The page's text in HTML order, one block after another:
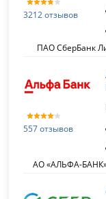
3212 отзывов
ПАО СберБанк
557 отзывов
АО «АЛЬФА-